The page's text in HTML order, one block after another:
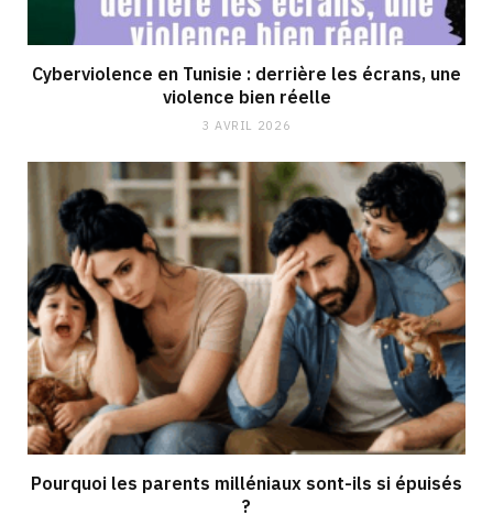
Cyberviolence en Tunisie : derrière les écrans, une
violence bien réelle
3 AVRIL 2026
Pourquoi les parents milléniaux sont-ils si épuisés
?